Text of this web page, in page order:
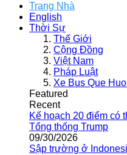
Trang Nhà
English
Thời Sự
Thế Giới
Cộng Đồng
Việt Nam
Pháp Luật
Xe Bus Que
Featured
Recent
Kế hoạch 20 điểm có
Tổng thống Trump
09/30/2026
Sập trường ở